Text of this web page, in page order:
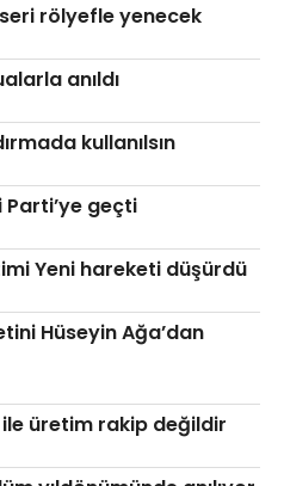
rölyefle yenecek
anıldı
kullanılsın
Parti’ye geçti
Yeni hareketi düşürdü
Hüseyin Ağa’dan
üretim rakip değildir